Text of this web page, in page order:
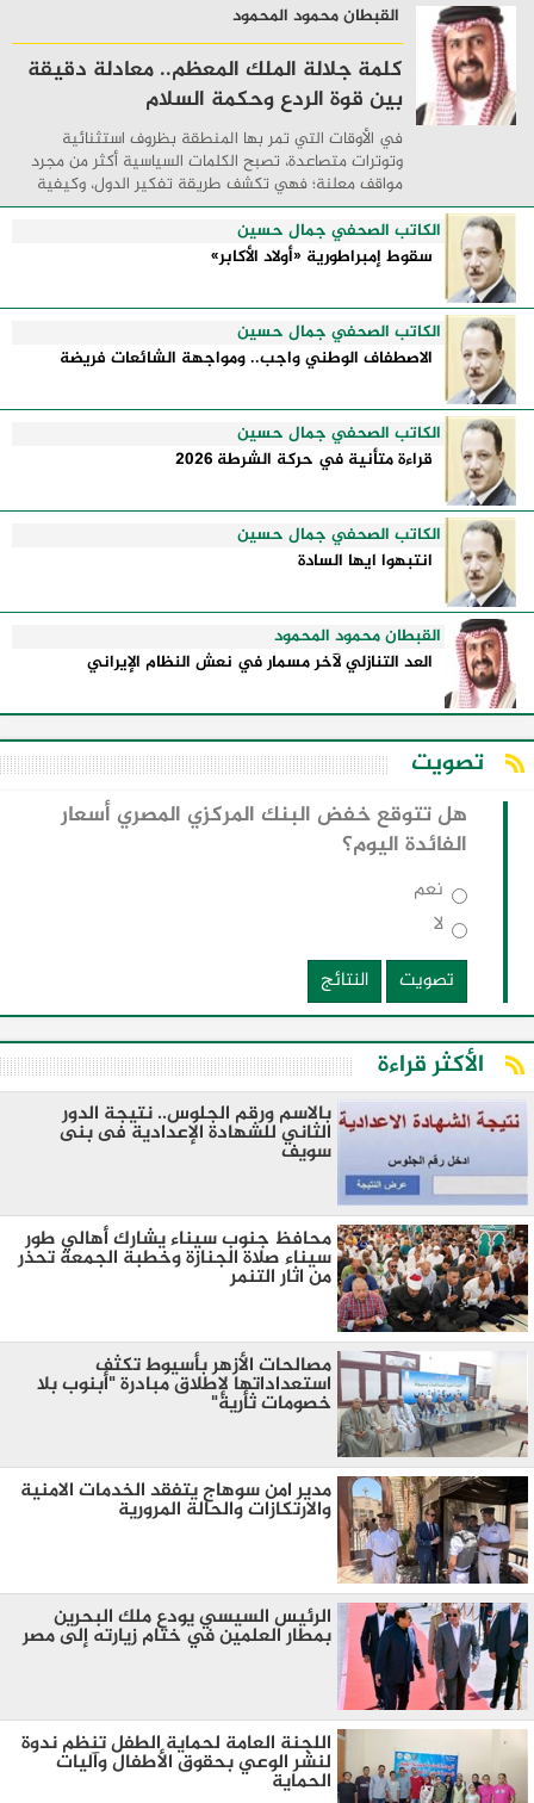
القبطان محمود المحمود
كلمة جلالة الملك المعظم.. معادلة دقيقة
بين قوة الردع وحكمة السلام
في الأوقات التي تمر بها المنطقة بظروف استثنائية
وتوترات متصاعدة، تصبح الكلمات السياسية أكثر من مجرد
مواقف معلنة؛ فهي تكشف طريقة تفكير الدول، وكيفية
إدارتها للأزمات، والحدود التي تفصل بين القوة ...
الكاتب الصحفي جمال حسين
سقوط إمبراطورية «أولاد الأكابر»
الكاتب الصحفي جمال حسين
الاصطفاف الوطني واجب.. ومواجهة الشائعات فريضة
الكاتب الصحفي جمال حسين
قراءة متأنية في حركة الشرطة 2026
الكاتب الصحفي جمال حسين
انتبهوا ايها السادة
القبطان محمود المحمود
العد التنازلي لآخر مسمار في نعش النظام الإيراني
تصويت
هل تتوقع خفض البنك المركزي المصري أسعار
الفائدة اليوم؟
نعم
لا
تصويت
النتائج
الأكثر قراءة
بالاسم ورقم الجلوس.. نتيجة الدور
الثاني للشهادة الإعدادية فى بنى
سويف
محافظ جنوب سيناء يشارك أهالي طور
سيناء صلاة الجنازة وخطبة الجمعة تحذر
من اثار التنمر
مصالحات الأزهر بأسيوط تكثف
استعداداتها لإطلاق مبادرة "أبنوب بلا
خصومات ثأرية"
مدير امن سوهاج يتفقد الخدمات الامنية
والارتكازات والحالة المرورية
الرئيس السيسي يودع ملك البحرين
بمطار العلمين في ختام زيارته إلى مصر
اللجنة العامة لحماية الطفل تنظم ندوة
لنشر الوعي بحقوق الأطفال وآليات
الحماية